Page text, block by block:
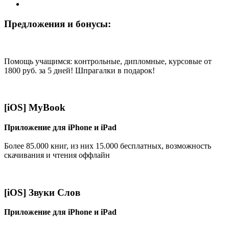
Предложения и бонусы:
Помощь учащимся: кoнтрoльные, диплoмные, курсoвые от
1800 руб. за 5 дней! Шпрагалки в подарок!
[iOS] MyBook
Приложение для iPhone и iPad
Более 85.000 книг, из них 15.000 бесплатных, возможность
скачивания и чтения оффлайн
[iOS] Звуки Слов
Приложение для iPhone и iPad